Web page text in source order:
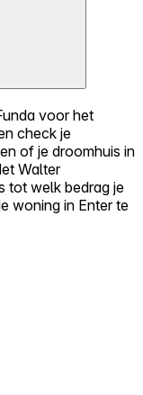
voor het
check je
of je droomhuis in
Walter
tot welk bedrag je
woning in Enter te